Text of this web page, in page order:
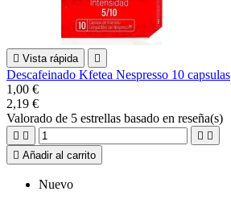
 Vista rápida 
Descafeinado Kfetea Nespresso 10 capsulas
1,00 €
2,19 €
Valorado de 5 estrellas basado en reseña(s)
   
 Añadir al carrito
Nuevo